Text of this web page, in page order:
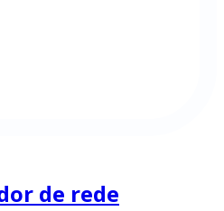
de rede